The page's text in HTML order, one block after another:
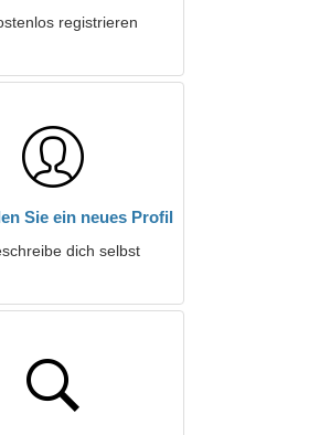
registrieren
Sie ein neues Profil
dich selbst